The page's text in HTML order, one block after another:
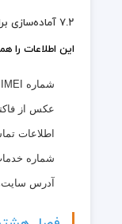
۷.۲ آماده‌سازی برای روز مبادا
این اطلاعات را
شماره IMEI (در چند جای مختلف)
عکس از
اطلاعات تماس
شماره
آدرس